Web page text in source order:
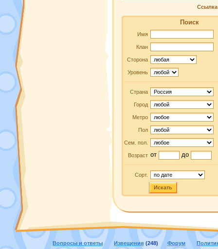
Ссылка
Поиск
Имя
Клан
Сторона
Уровень
Страна
Город
Метро
Пол
Сем. пол.
Возраст от до
Сорт.
Искать
Вопросы и ответы Извещения (248) Форум